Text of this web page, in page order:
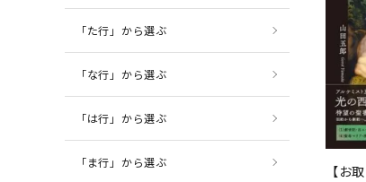
【お
「た行」から選ぶ
「な行」から選ぶ
「は行」から選ぶ
「ま行」から選ぶ